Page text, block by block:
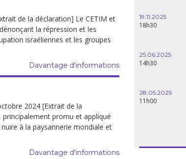
de la déclaration] Le CETIM et
la répression et les
israéliennes et les groupes
Davantage d'informations
2024 [Extrait de la
promu et appliqué
à la paysannerie mondiale et
Davantage d'informations
19.11.2025
18h30
25.06.2025
14h30
28.05.2025
11h00